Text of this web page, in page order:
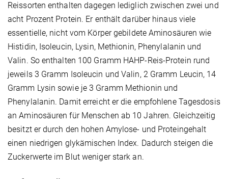
Reissorten enthalten dagegen lediglich zwischen zwei und
acht Prozent Protein. Er enthält darüber hinaus viele
essentielle, nicht vom Körper gebildete Aminosäuren wie
Histidin, Isoleucin, Lysin, Methionin, Phenylalanin und
Valin. So enthalten 100 Gramm HAHP-Reis-Protein rund
jeweils 3 Gramm Isoleucin und Valin, 2 Gramm Leucin, 14
Gramm Lysin sowie je 3 Gramm Methionin und
Phenylalanin. Damit erreicht er die empfohlene Tagesdosis
an Aminosäuren für Menschen ab 10 Jahren. Gleichzeitig
besitzt er durch den hohen Amylose- und Proteingehalt
einen niedrigen glykämischen Index. Dadurch steigen die
Zuckerwerte im Blut weniger stark an.